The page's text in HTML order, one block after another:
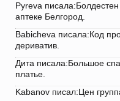
Pyreva
аптеке Белгород.
Babicheva писала:Код
дериватив.
Дита писала:Большое
платье.
Kabanov писал:Цен